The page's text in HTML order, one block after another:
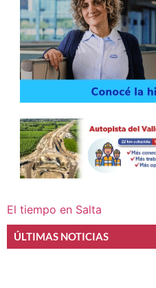
El tiempo en Salta
ÚLTIMAS NOTICIAS